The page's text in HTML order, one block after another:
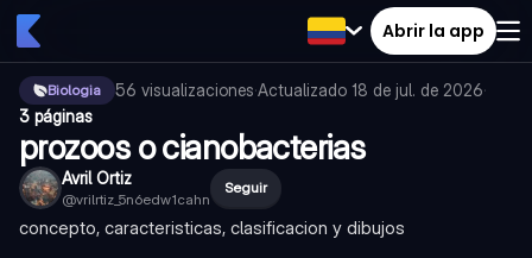
Abrir la app
Biologia 56 visualizaciones·Actualizado 18 de jul. de 2026·
3 páginas
prozoos o cianobacterias
Avril Ortiz
@vrilrtiz_5n6edw1cahn
Seguir
concepto, caracteristicas, clasificacion y dibujos